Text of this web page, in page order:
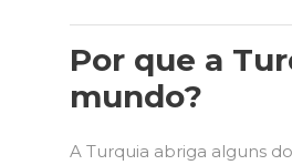
Por que a
mundo?
A Turquia abriga alguns